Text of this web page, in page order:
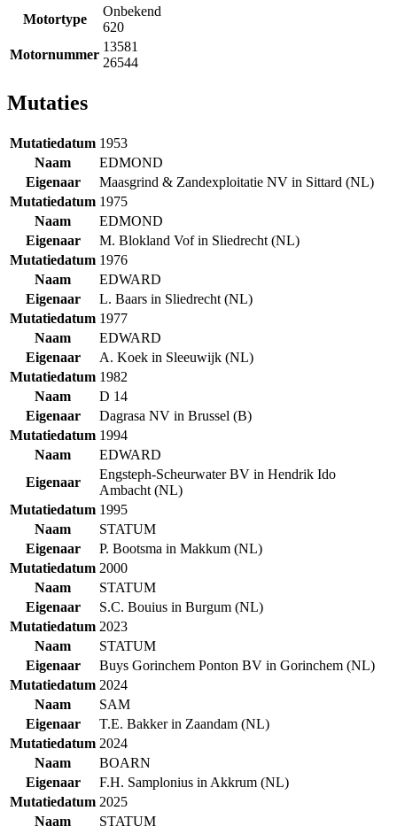
Motortype
Onbekend
620
Motornummer
13581
26544
Mutaties
Mutatiedatum 1953
Naam
EDMOND
Eigenaar
Maasgrind & Zandexploitatie NV in Sittard (NL)
Mutatiedatum 1975
Naam
EDMOND
Eigenaar
M. Blokland Vof in Sliedrecht (NL)
Mutatiedatum 1976
Naam
EDWARD
Eigenaar
L. Baars in Sliedrecht (NL)
Mutatiedatum 1977
Naam
EDWARD
Eigenaar
A. Koek in Sleeuwijk (NL)
Mutatiedatum 1982
Naam
D 14
Eigenaar
Dagrasa NV in Brussel (B)
Mutatiedatum 1994
Naam
EDWARD
Eigenaar
Engsteph-Scheurwater BV in Hendrik Ido
Ambacht (NL)
Mutatiedatum 1995
Naam
STATUM
Eigenaar
P. Bootsma in Makkum (NL)
Mutatiedatum 2000
Naam
STATUM
Eigenaar
S.C. Bouius in Burgum (NL)
Mutatiedatum 2023
Naam
STATUM
Eigenaar
Buys Gorinchem Ponton BV in Gorinchem (NL)
Mutatiedatum 2024
Naam
SAM
Eigenaar
T.E. Bakker in Zaandam (NL)
Mutatiedatum 2024
Naam
BOARN
Eigenaar
F.H. Samplonius in Akkrum (NL)
Mutatiedatum 2025
Naam
STATUM